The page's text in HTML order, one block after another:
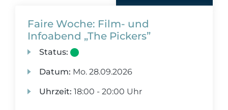
Faire Woche: Film- und
Infoabend „The Pickers”
Status:
Datum: Mo. 28.09.2026
Uhrzeit: 18:00 - 20:00 Uhr